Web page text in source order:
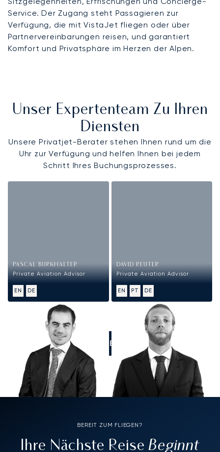
Service. Der Zugang steht Passagieren zur
Verfügung, die mit VistaJet fliegen oder über
Partnervereinbarungen reisen, und garantiert
Komfort und Privatsphäre im Herzen der Alpen.
Unser Expertenteam Zu Ihren
Diensten
Unsere Privatjet-Berater stehen Ihnen rund um die
Uhr zur Verfügung und helfen Ihnen bei jedem
Schritt Ihres Buchungsprozesses.
PASCAL BURKHALTER
Private Aviation Advisor
EN DE
DAVID REUTER
Private Aviation Advisor
EN PT DE
RUFEN SIE UNS AN
BEREIT ZUM FLIEGEN?
Ihre Nächste ReiseBeginnt